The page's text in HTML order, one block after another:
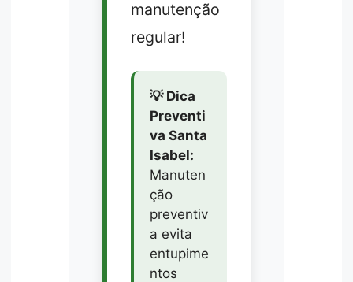
manutenção
regular!
💡 Dica
Preventi
va Santa
Isabel:
Manuten
ção
preventiv
a evita
entupime
ntos